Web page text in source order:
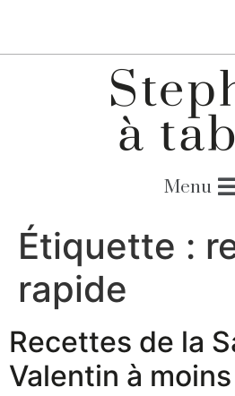
Étiquette :
rapide
Recettes de la
Valentin à